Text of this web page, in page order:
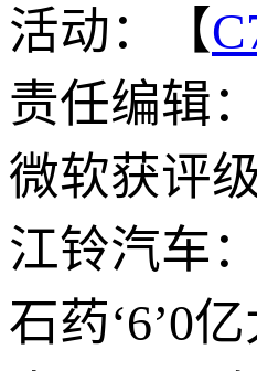
活动：【
责任编辑
微软获评
江铃汽车
石药‘6’0